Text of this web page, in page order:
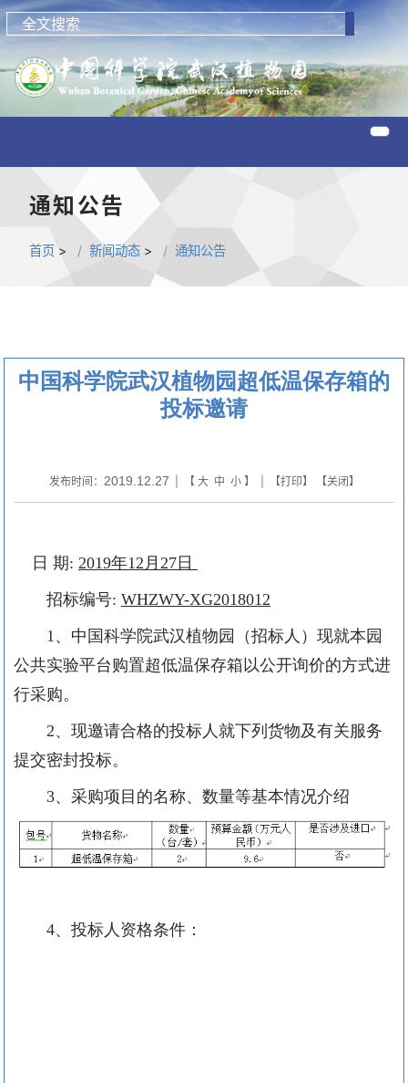
通知公告
首页 > 新闻动态 > 通知公告
中国科学院武汉植物园超低温保存箱的
投标邀请
发布时间： 2019.12.27 | 【 大 中 小】 | 【打印】 【关闭】
日 期: 2019年12 月 27日
招标编号: WHZWY-XG2018012
1 、中国科学院武汉植物园（招标人）现就本园
公共实验平台购置超低温保存箱以公开询价的方式进
行采购。
2、现邀请合格的投标人就下列货物及有关服务
提交密封投标。
3、采购项目的名称、数量等基本情况介绍
4、投标人资格条件：